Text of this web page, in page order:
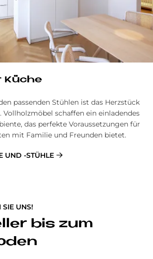
Kü­che
passenden Stühlen ist das Herzstück
Vollholzmöbel schaffen ein einladendes
das perfekte Voraussetzungen für
mit Familie und Freunden bietet.
UND -STÜHLE
SIE UNS!
bis zum